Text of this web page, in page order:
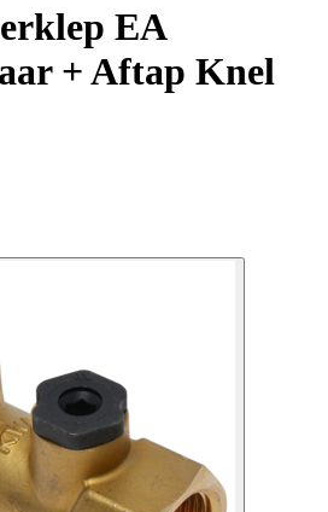
EA
+ Aftap Knel